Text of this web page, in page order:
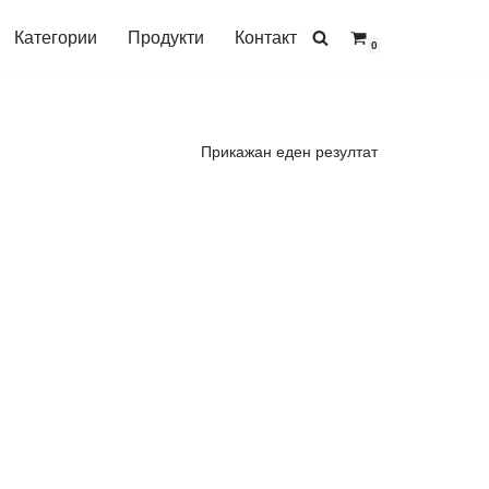
Категории Продукти Контакт 0
Прикажан еден резултат